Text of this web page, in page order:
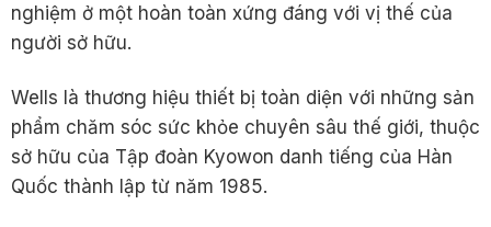
nghiệm ở một hoàn toàn xứng đáng với vị thế của
người sở hữu.
Wells là thương hiệu thiết bị toàn diện với những sản
phẩm chăm sóc sức khỏe chuyên sâu thế giới, thuộc
sở hữu của Tập đoàn Kyowon danh tiếng của Hàn
Quốc thành lập từ năm 1985.